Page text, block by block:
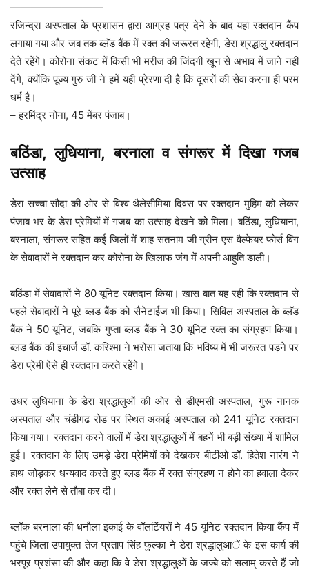
—————————
रजिन्द्रा अस्पताल के प्रशासन द्वारा आग्रह पत्र देने के बाद यहां रक्तदान कैंप
लगाया गया और जब तक ब्लॅड बैंक में रक्त की जरूरत रहेगी, डेरा श्रद्धालु रक्तदान
देते रहेंगे। कोरोना संकट में किसी भी मरीज की जिंदगी खून से अभाव में जाने नहीं
देंगे, क्योंकि पूज्य गुरु जी ने हमें यही प्रेरणा दी है कि दूसरों की सेवा करना ही परम
धर्म है।
– हरमिंद्र नोना, 45 मेंबर पंजाब।
बठिंडा, लुधियाना, बरनाला व संगरूर में दिखा गजब
उत्साह
डेरा सच्चा सौदा की ओर से विश्व थैलेसीमिया दिवस पर रक्तदान मुहिम को लेकर
पंजाब भर के डेरा प्रेमियों में गजब का उत्साह देखने को मिला। बठिंडा, लुधियाना,
बरनाला, संगरूर सहित कई जिलों में शाह सतनाम जी ग्रीन एस वैल्फेयर फोर्स विंग
के सेवादारों ने रक्तदान कर कोरोना के खिलाफ जंग में अपनी आहुति डाली।
बठिंडा में सेवादारों ने 80 यूनिट रक्तदान किया। खास बात यह रही कि रक्तदान से
पहले सेवादारों ने पूरे ब्लड बैंक को सैनेटाईज भी किया। सिविल अस्पताल के ब्लॅड
बैंक ने 50 यूनिट, जबकि गुप्ता ब्लड बैंक ने 30 यूनिट रक्त का संग्रहण किया।
ब्लड बैंक की इंचार्ज डॉ. करिश्मा ने भरोसा जताया कि भविष्य में भी जरूरत पड़ने पर
डेरा प्रेमी ऐसे ही रक्तदान करते रहेंगे।
उधर लुधियाना के डेरा श्रद्धालुओं की ओर से डीएमसी अस्पताल, गुरू नानक
अस्पताल और चंडीगढ रोड पर स्थित अकाई अस्पताल को 241 यूनिट रक्तदान
किया गया। रक्तदान करने वालों में डेरा श्रद्धालुओं में बहनें भी बड़ी संख्या में शामिल
हुई। रक्तदान के लिए उमड़े डेरा प्रेमियों को देखकर बीटीओ डॉ. हितेश नारंग ने
हाथ जोड़कर धन्यवाद करते हुए ब्लड बैंक में रक्त संग्रहण न होने का हवाला देकर
और रक्त लेने से तौबा कर दी।
ब्लॉक बरनाला की धनौला इकाई के वॉलटिंयरों ने 45 यूनिट रक्तदान किया कैंप में
पहुंचे जिला उपायुक्त तेज प्रताप सिंह फुल्का ने डेरा श्रद्धालुआें के इस कार्य की
भरपूर प्रशंसा की और कहा कि वे डेरा श्रद्धालुओं के जज्बे को सलाम् करते हैं जो